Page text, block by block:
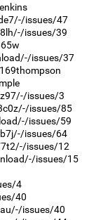
issues/47
issues/39
issues/37
issues/3
issues/85
issues/59
issues/64
issues/12
issues/15
4
40
issues/40